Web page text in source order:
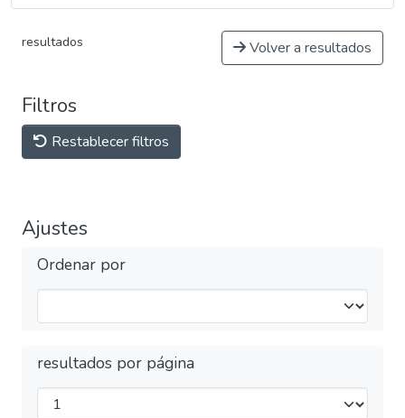
resultados Volver a resultados
Filtros
Restablecer filtros
Ajustes
Ordenar por
resultados por página